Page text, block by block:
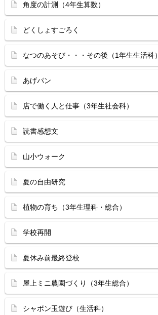
角度の計測（4年生算数）
どくしょすごろく
なつのあそび・・・その後（1年生生活科）
あげパン
店で働く人と仕事（3年生社会科）
読書感想文
山小ウォーク
夏の自由研究
植物の育ち（3年生理科・総合）
学校再開
夏休み前最終登校
屋上ミニ農園づくり（3年生総合）
シャボン玉遊び（生活科）